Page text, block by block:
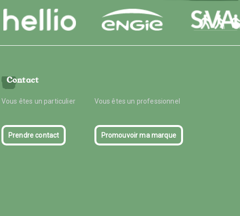
Contact
Vous êtes un particulier Vous êtes un professionnel
Prendre contact Promouvoir ma marque